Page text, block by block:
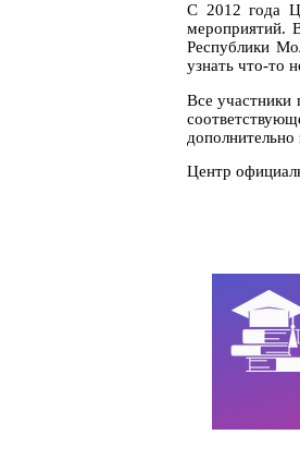
С 2012 года
мероприятий.
Республики
узнать что-то
Все участники
Центр